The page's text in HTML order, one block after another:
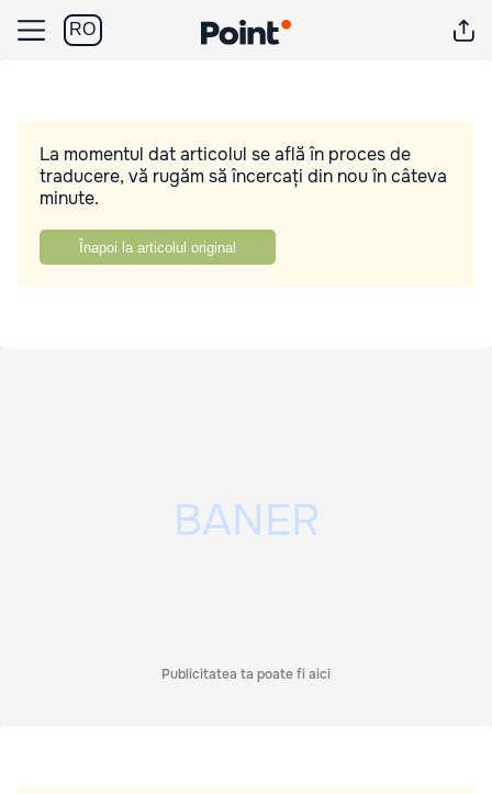
RO
La momentul dat articolul se află în proces de
traducere, vă rugăm să încercați din nou în câteva
minute.
Înapoi la articolul original
Publicitatea ta poate fi aici